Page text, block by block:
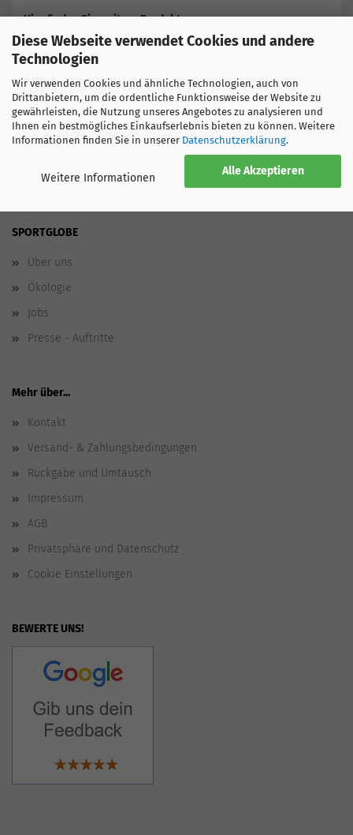
Diese Webseite verwendet Cookies und andere
Technologien
Wir verwenden Cookies und ähnliche Technologien, auch von
Drittanbietern, um die ordentliche Funktionsweise der Website zu
gewährleisten, die Nutzung unseres Angebotes zu analysieren und
Ihnen ein bestmögliches Einkaufserlebnis bieten zu können. Weitere
Informationen finden Sie in unserer Datenschutzerklärung.
Alle Akzeptieren
Weitere Informationen
Hier finden Sie weitere Produkte
Portugal
FC Porto
GRÖSSENTABELLE
SPORTGLOBE
Über uns
Ökologie
Jobs
Presse - Auftritte
Mehr über...
Kontakt
Versand- & Zahlungsbedingungen
Rückgabe und Umtausch
Impressum
AGB
Privatsphäre und Datenschutz
Cookie Einstellungen
BEWERTE UNS!